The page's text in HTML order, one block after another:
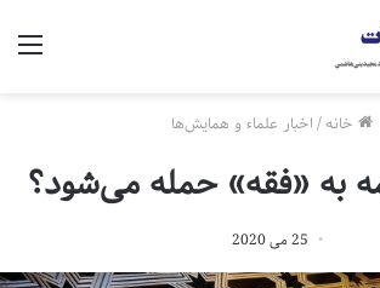
خانه/اخبار علماء و همایش‌ها
به «فقه» حمله می‌شود؟
25 می 2020